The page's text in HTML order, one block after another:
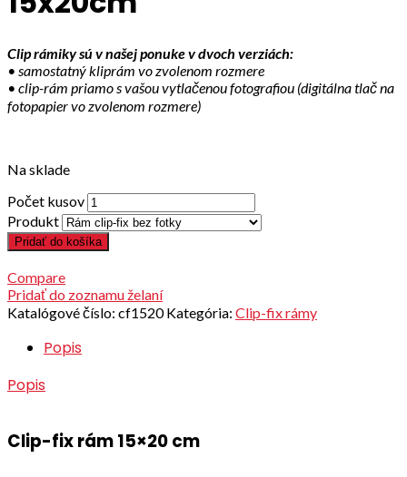
Clip rámiky sú v našej ponuke v dvoch verziách:
• samostatný kliprám vo zvolenom rozmere
• clip-rám priamo s vašou vytlačenou fotografiou (digitálna tlač na
fotopapier vo zvolenom rozmere)
Na sklade
Počet kusov
Produkt
Pridať do košíka
Compare
Pridať do zoznamu želaní
Katalógové číslo: cf1520 Kategória: Clip-fix rámy
Popis
Popis
Clip-fix rám 15×20 cm